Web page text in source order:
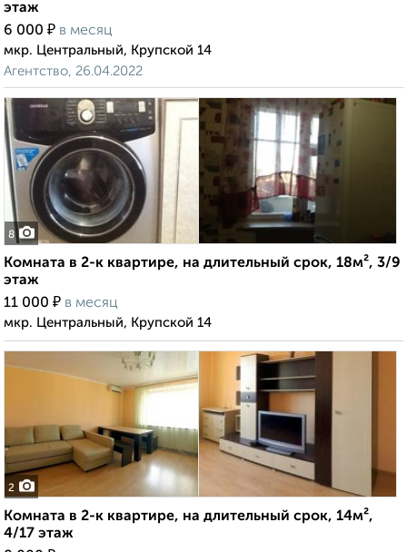
этаж
6 000 ₽ в месяц
мкр. Центральный, Крупской 14
Агентство, 26.04.2022
8
Комната в 2-к квартире, на длительный срок, 18м², 3/9
этаж
11 000 ₽ в месяц
мкр. Центральный, Крупской 14
2
Комната в 2-к квартире, на длительный срок, 14м²,
4/17 этаж